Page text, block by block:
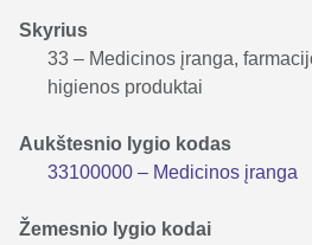
Skyrius
33 – Medicinos įranga,
higienos produktai
Aukštesnio lygio kodas
33100000 – Medicinos įranga
Žemesnio lygio kodai